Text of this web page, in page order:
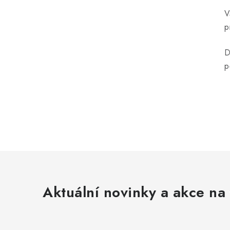
Aktuální novinky a akce na